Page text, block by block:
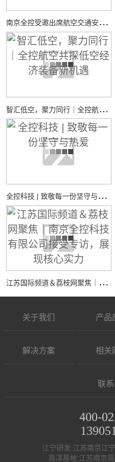
南
京全控受邀出席航空交通安全与适航技术研讨会
智
汇低空，聚力同行｜全控航空共探低空经济装备新机遇
全
控科技 | 致敬每一份坚守与热爱
江
苏国际频道＆荔枝网聚焦｜南京全控科技有限公司接受专访，展现核心实力
关于我们 产品
解决方案 相关
联系
400-
江宁研发:江苏南京江
高淳基地:江苏南京